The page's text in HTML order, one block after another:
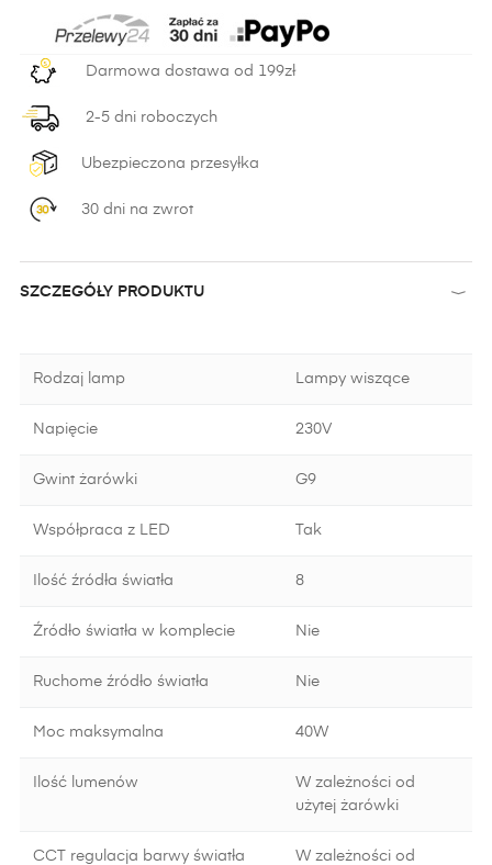
Darmowa dostawa od 199zł
2-5 dni roboczych
Ubezpieczona przesyłka
30 dni na zwrot
SZCZEGÓŁY PRODUKTU
Rodzaj lamp Lampy wiszące
Napięcie 230V
Gwint żarówki G9
Współpraca z LED Tak
Ilość źródła światła 8
Źródło światła w komplecie Nie
Ruchome źródło światła Nie
Moc maksymalna 40W
Ilość lumenów
W zależności od
użytej żarówki
CCT regulacja barwy światła
W zależności od